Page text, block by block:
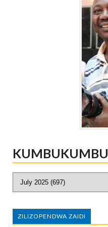
KUMBUKUMBU
ZILIZOPENDWA ZAIDI